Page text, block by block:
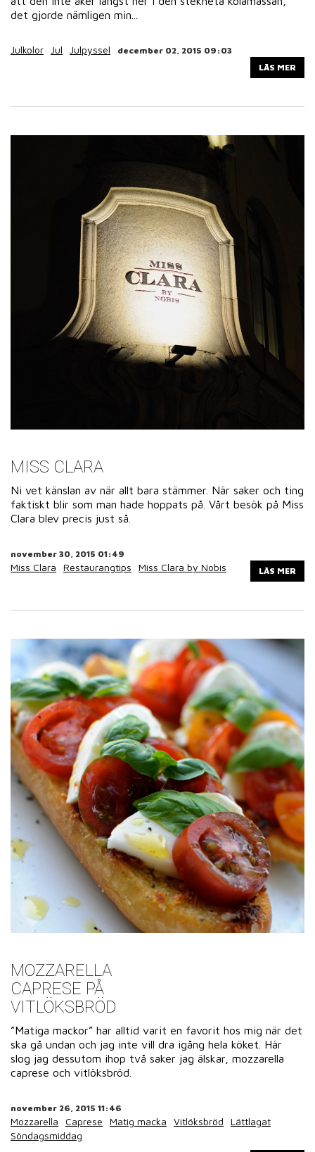
det gjorde nämligen min...
december 02, 2015 09:03
Julkolor Jul Julpyssel
LÄS MER
MISS CLARA
Ni vet känslan av när allt bara stämmer. När saker och ting
faktiskt blir som man hade hoppats på. Vårt besök på Miss
Clara blev precis just så.
november 30, 2015 01:49
Miss Clara Restaurangtips Miss Clara by Nobis LÄS MER
MOZZARELLA
CAPRESE PÅ
VITLÖKSBRÖD
”Matiga mackor” har alltid varit en favorit hos mig när det
ska gå undan och jag inte vill dra igång hela köket. Här
slog jag dessutom ihop två saker jag älskar, mozzarella
caprese och vitlöksbröd.
november 26, 2015 11:46
Mozzarella Caprese Matig macka Vitlöksbröd
Lättlagat
Söndagsmiddag